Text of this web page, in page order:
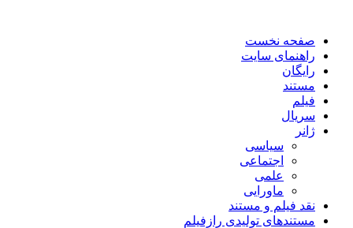
صفحه نخست
راهنمای سایت
رایگان
مستند
فیلم
سریال
ژانر
سیاسی
اجتماعی
علمی
ماورایی
نقد فیلم و مستند
مستندهای تولیدی رازفیلم